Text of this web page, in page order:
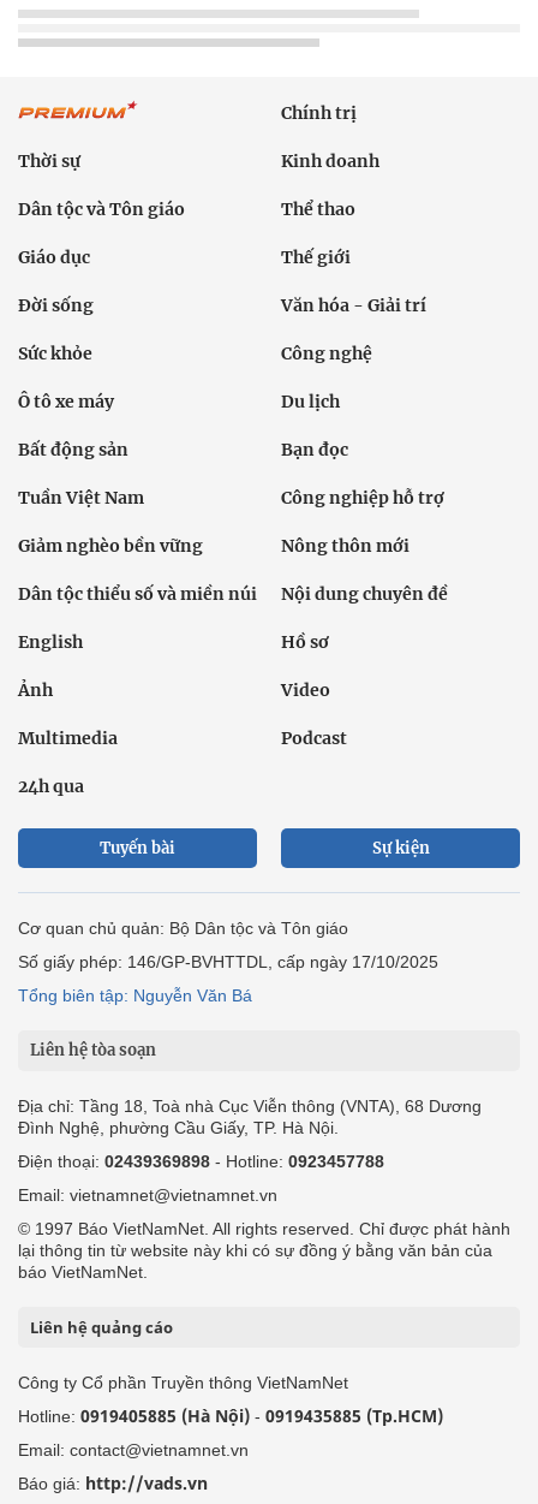
Chính trị
Thời sự Kinh doanh
Dân tộc và Tôn giáo Thể thao
Giáo dục Thế giới
Đời sống Văn hóa - Giải trí
Sức khỏe Công nghệ
Ô tô xe máy Du lịch
Bất động sản Bạn đọc
Tuần Việt Nam Công nghiệp hỗ trợ
Giảm nghèo bền vững Nông thôn mới
Dân tộc thiểu số và miền núi Nội dung chuyên đề
English Hồ sơ
Ảnh Video
Multimedia Podcast
24h qua
Tuyến bài Sự kiện
Cơ quan chủ quản: Bộ Dân tộc và Tôn giáo
Số giấy phép: 146/GP-BVHTTDL, cấp ngày 17/10/2025
Tổng biên tập: Nguyễn Văn Bá
Liên hệ tòa soạn
Địa chỉ: Tầng 18, Toà nhà Cục Viễn thông (VNTA), 68 Dương
Đình Nghệ, phường Cầu Giấy, TP. Hà Nội.
Điện thoại: 02439369898 - Hotline: 0923457788
Email: vietnamnet@vietnamnet.vn
© 1997 Báo VietNamNet. All rights reserved. Chỉ được phát hành
lại thông tin từ website này khi có sự đồng ý bằng văn bản của
báo VietNamNet.
Liên hệ quảng cáo
Công ty Cổ phần Truyền thông VietNamNet
Hotline: 0919405885 (Hà Nội) - 0919435885 (Tp.HCM)
Email: contact@vietnamnet.vn
Báo giá: http://vads.vn